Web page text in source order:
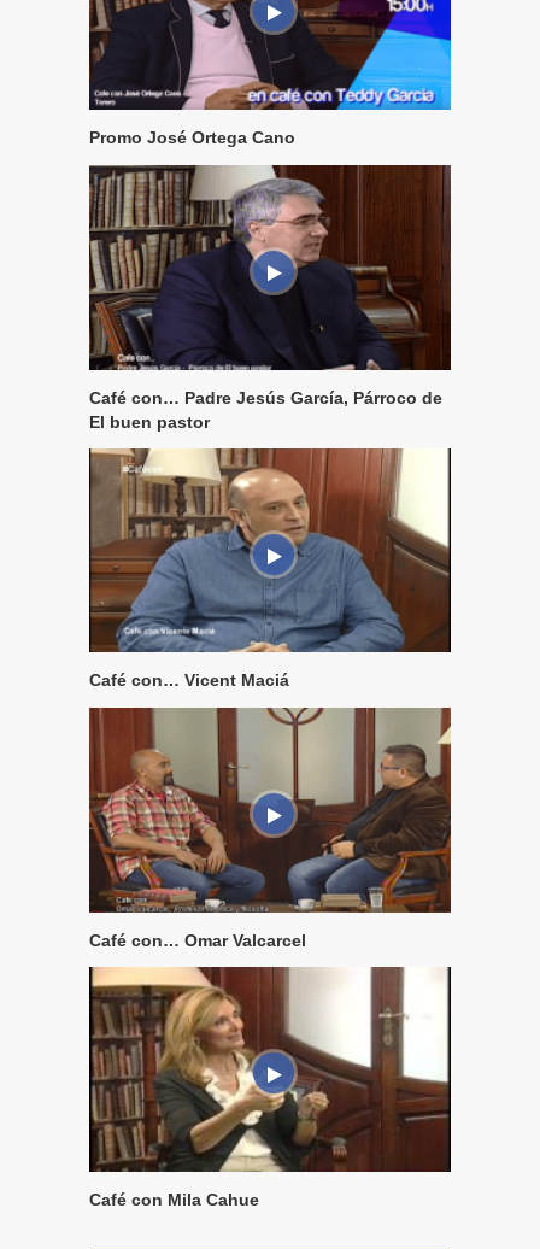
Promo José Ortega Cano
Café con… Padre Jesús García, Párroco de
El buen pastor
Café con… Vicent Maciá
Café con… Omar Valcarcel
Café con Mila Cahue